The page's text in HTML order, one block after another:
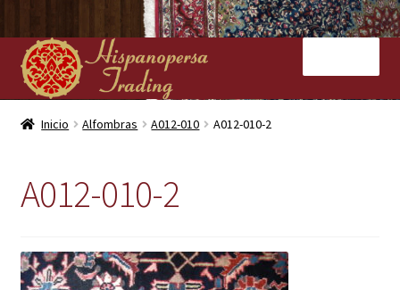
Ir
a
la
navegación
Ir
al
contenido
Inicio
Kilims
Inicio Alfombras A012-010 A012-010-2
A012-010-2